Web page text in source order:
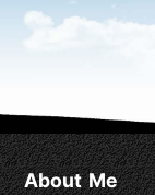
About Me